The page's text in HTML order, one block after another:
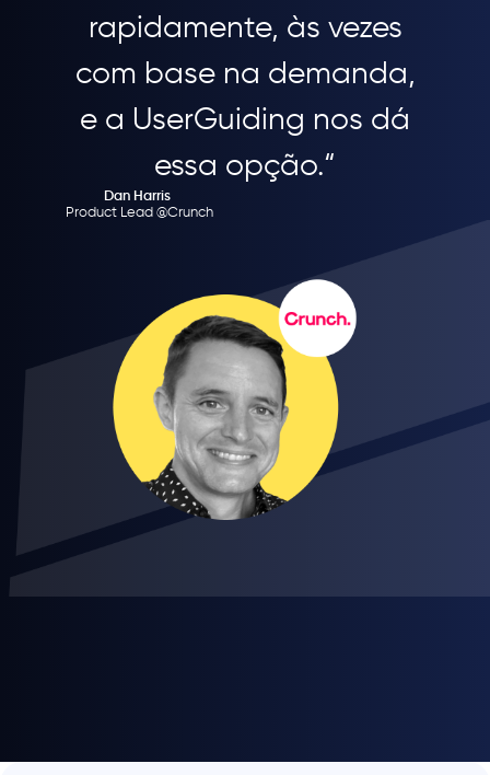
rapidamente, às vezes
com base na demanda,
e a UserGuiding nos dá
essa opção.“
Dan Harris
Product Lead @Crunch